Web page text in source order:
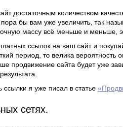
достаточным количеством
пора бы вам уже увеличить, так
массу всё меньше и меньше,
ссылок на ваш сайт и
период, то велика
продвижение сайта будет уже
я уже писал в статье
сетях.